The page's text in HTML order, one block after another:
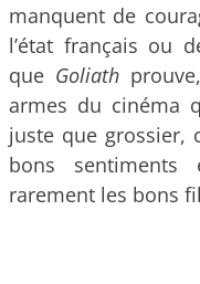
manquent de
l’état français ou
que Goliath
armes du cinéma
juste que grossier,
bons
rarement les bons